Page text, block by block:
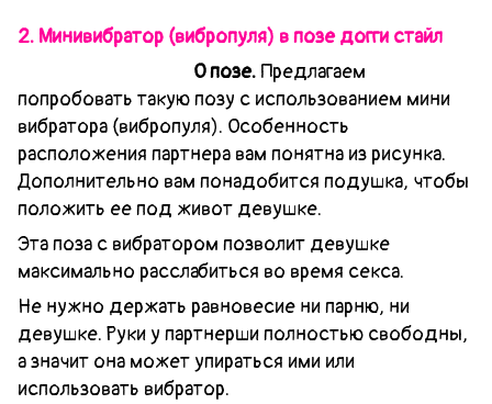
2. Минивибратор (вибропуля) в позе догги стайл
О позе. Предлагаем
попробовать такую ​​позу с использованием мини
вибратора (вибропуля). Особенность
расположения партнера вам понятна из рисунка.
Дополнительно вам понадобится подушка, чтобы
положить ее под живот девушке.
Эта поза с вибратором позволит девушке
максимально расслабиться во время секса.
Не нужно держать равновесие ни парню, ни
девушке. Руки у партнерши полностью свободны,
а значит она может упираться ими или
использовать вибратор.